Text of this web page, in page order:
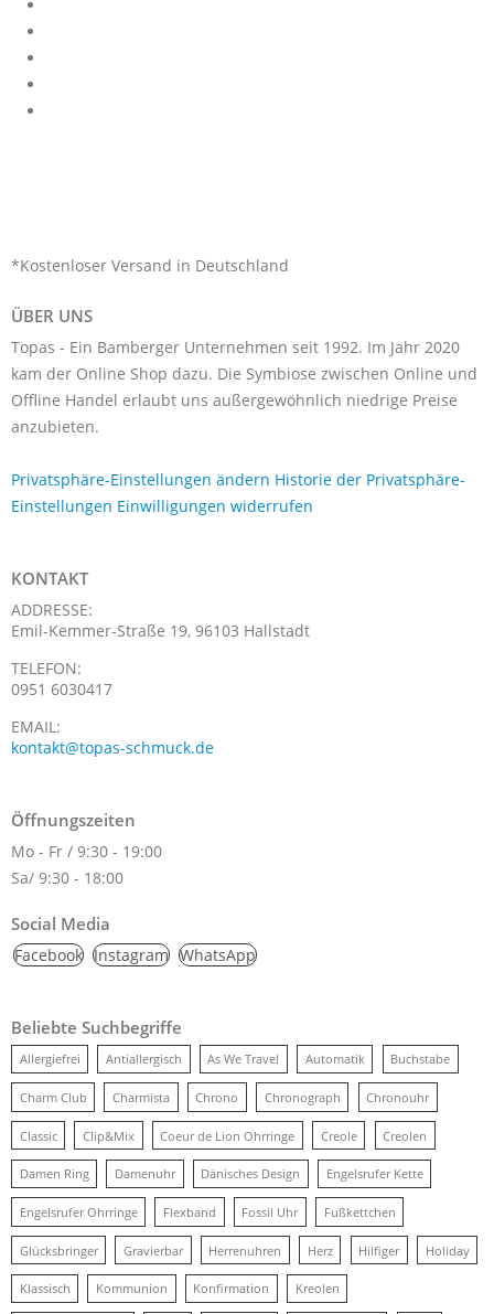
*Kostenloser Versand in Deutschland
ÜBER UNS
Topas - Ein Bamberger Unternehmen seit 1992. Im Jahr 2020
kam der Online Shop dazu. Die Symbiose zwischen Online und
Offline Handel erlaubt uns außergewöhnlich niedrige Preise
anzubieten.
Privatsphäre-Einstellungen ändern Historie der Privatsphäre-
Einstellungen Einwilligungen widerrufen
KONTAKT
ADDRESSE:
Emil-Kemmer-Straße 19, 96103 Hallstadt
TELEFON:
0951 6030417
EMAIL:
kontakt@topas-schmuck.de
Öffnungszeiten
Mo - Fr / 9:30 - 19:00
Sa/ 9:30 - 18:00
Social Media
Facebook Instagram WhatsApp
Beliebte Suchbegriffe
Allergiefrei Antiallergisch As We Travel Automatik Buchstabe
Charm Club Charmista Chrono Chronograph Chronouhr
Classic Clip&Mix Coeur de Lion Ohrringe Creole Creolen
Damen Ring Damenuhr Dänisches Design Engelsrufer Kette
Engelsrufer Ohrringe Flexband Fossil Uhr Fußkettchen
Glücksbringer Gravierbar Herrenuhren Herz Hilfiger Holiday
Klassisch Kommunion Konfirmation Kreolen